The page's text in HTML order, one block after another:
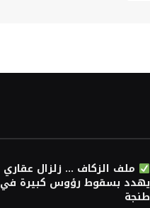
ملف الزكاف … زلزال عقاري
يهدد بسقوط رؤوس كبيرة في
طنجة